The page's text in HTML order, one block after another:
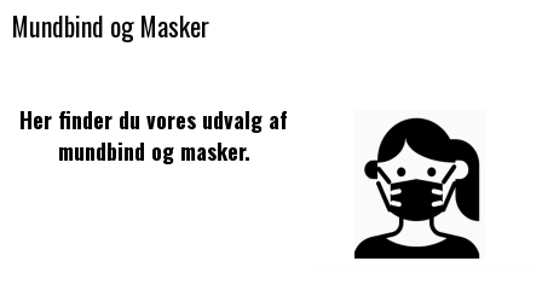
Mundbind og Masker
Her finder du vores udvalg af
mundbind og masker.